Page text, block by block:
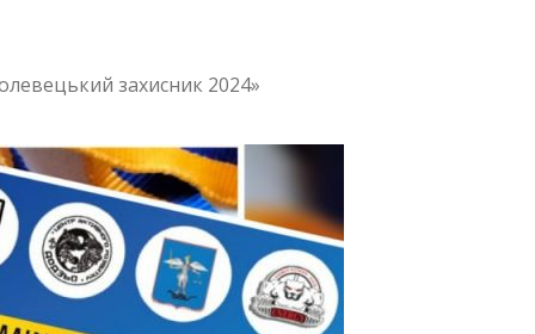
захисник 2024»